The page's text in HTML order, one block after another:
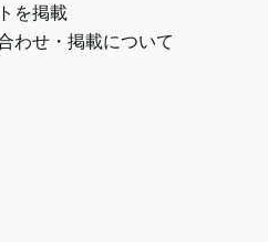
を掲載
わせ・掲載について